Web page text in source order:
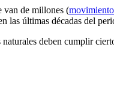
van de millones (
las últimas décadas del
deben cumplir